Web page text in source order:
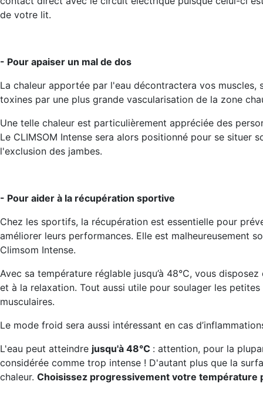
de votre lit.
- Pour apaiser un mal de dos
La chaleur apportée par l'eau décontractera vos
toxines par une plus grande vascularisation de la zone
Une telle chaleur est particulièrement appréciée des
Le CLIMSOM Intense sera alors positionné pour se situer
l'exclusion des jambes.
- Pour aider à la récupération sportive
Chez les sportifs, la récupération est essentielle pour
améliorer leurs performances. Elle est malheureusement
Climsom Intense.
Avec sa température réglable jusqu’à 48°C, vous
et à la relaxation. Tout aussi utile pour soulager les
musculaires.
Le mode froid sera aussi intéressant en cas
L'eau peut atteindre jusqu'à 48°C : attention, pour la
considérée comme trop intense ! D'autant plus que la
chaleur. Choisissez progressivement votre température